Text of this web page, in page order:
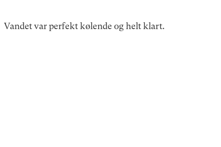
Vandet var perfekt kølende og helt klart.